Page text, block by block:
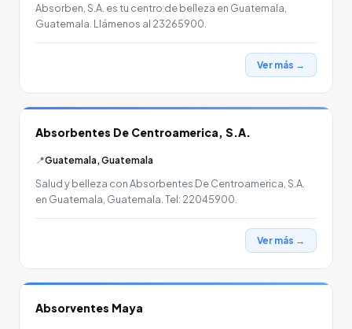
Absorben, S.A. es tu centro de belleza en Guatemala,
Guatemala. Llámenos al 23265900.
Ver más →
Absorbentes De Centroamerica, S.A.
📍Guatemala, Guatemala
Salud y belleza con Absorbentes De Centroamerica, S.A.
en Guatemala, Guatemala. Tel: 22045900.
Ver más →
Absorventes Maya